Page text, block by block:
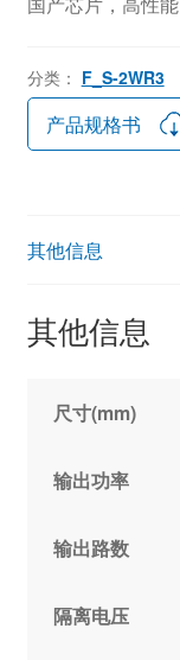
分类： F_S-2WR3
产品规格书
其他信息
其他信息
尺寸(mm)
输出功率
输出路数
隔离电压